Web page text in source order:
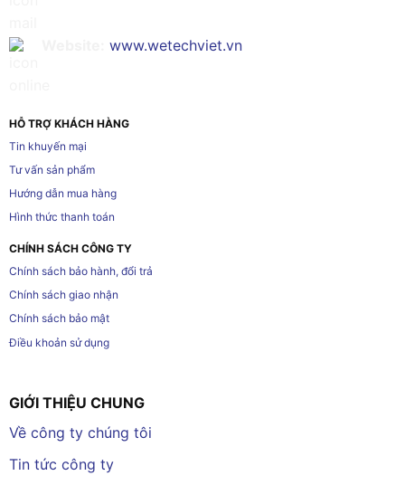
www.wetechviet.vn
HỖ TRỢ KHÁCH HÀNG
Tin khuyến mại
Tư vấn sản phẩm
Hướng dẫn mua hàng
Hình thức thanh toán
CHÍNH SÁCH CÔNG TY
Chính sách bảo hành, đổi trả
Chính sách giao nhận
Chính sách bảo mật
Điều khoản sử dụng
GIỚI THIỆU CHUNG
Về công ty chúng tôi
Tin tức công ty